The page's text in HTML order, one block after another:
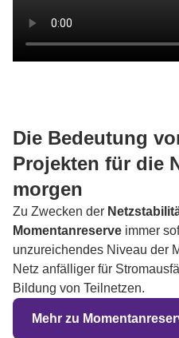
Die Bedeutung
Projekten für die
morgen
Zu Zwecken der
Momentanreserve immer
unzureichendes Niveau der
Netz anfälliger für
Bildung von Teilnetzen.
Mehr zu